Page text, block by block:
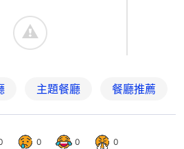
主題餐廳 餐廳推薦
0 0 0